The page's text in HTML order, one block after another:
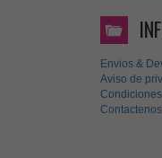
Envios &
Aviso de
Contactenos